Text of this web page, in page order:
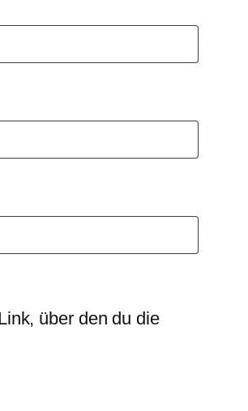
über den du die